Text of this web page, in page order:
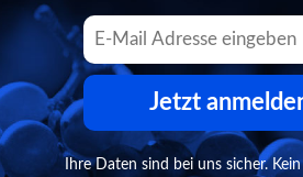
Jetzt
Ihre Daten sind bei uns sicher.